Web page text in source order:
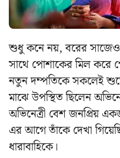
শুধু কনে নয়, বরের সাজেও
সাথে পোশাকের মিল
নতুন দম্পতিকে সকলেই
মাঝে উপস্থিত ছিলেন
অভিনেত্রী বেশ জনপ্রিয়
এর আগে তাঁকে দেখা
ধারাবাহিকে।